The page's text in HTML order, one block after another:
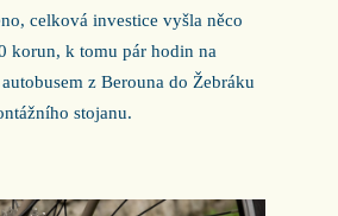
celková investice vyšla něco
korun, k tomu pár hodin na
z Berouna do Žebráku
stojanu.